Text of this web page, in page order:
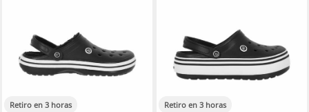
Retiro en 3 horas
Retiro en 3 horas